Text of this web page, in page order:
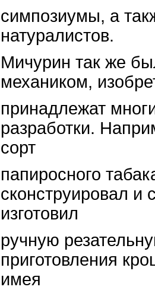
симпозиумы, а
натуралистов.
Мичурин так же
механиком,
принадлежат
разработки.
сорт
папиросного
сконструировал и
изготовил
ручную
приготовления
имея